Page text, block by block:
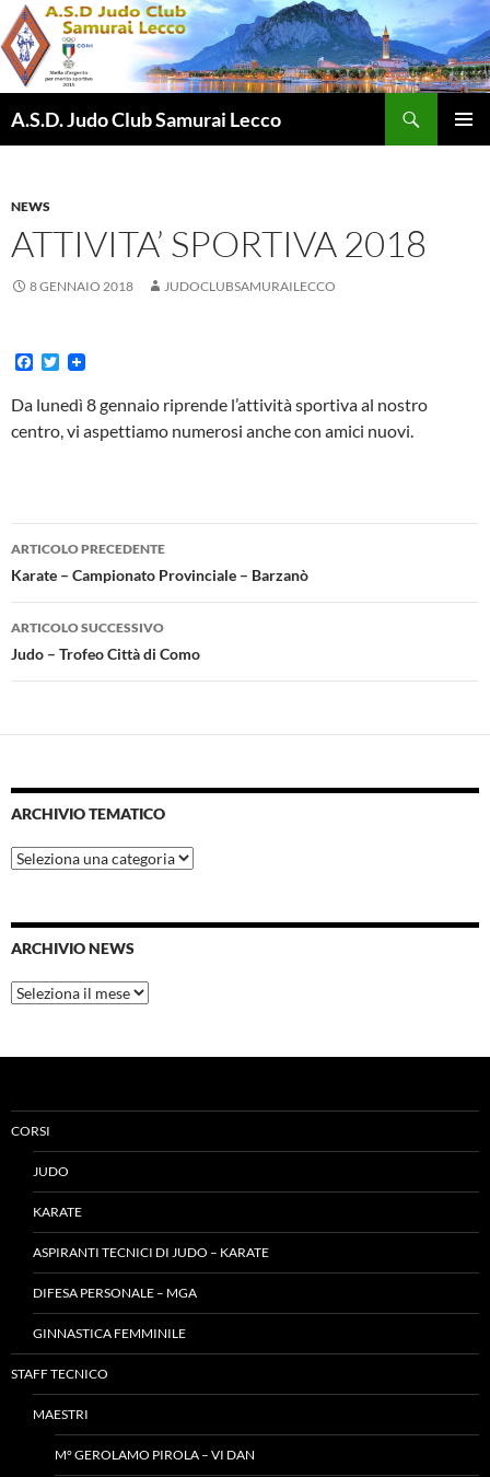
Vai
al
contenuto
A.S.D. Judo Club Samurai Lecco
NEWS
ATTIVITA’ SPORTIVA 2018
8 GENNAIO 2018 JUDOCLUBSAMURAILECCO
F
c
e
b
T
t
t
Da lunedì 8 gennaio riprende l’attività sportiva al nostro
centro, vi aspettiamo numerosi anche con amici nuovi.
Navigazione
articolo
ARTICOLO PRECEDENTE
Karate – Campionato Provinciale – Barzanò
ARTICOLO SUCCESSIVO
Judo – Trofeo Città di Como
ARCHIVIO TEMATICO
Archivio
tematico
ARCHIVIO NEWS
Archivio
News
CORSI
JUDO
KARATE
ASPIRANTI TECNICI DI JUDO – KARATE
DIFESA PERSONALE – MGA
GINNASTICA FEMMINILE
STAFF TECNICO
MAESTRI
M° GEROLAMO PIROLA – VI DAN